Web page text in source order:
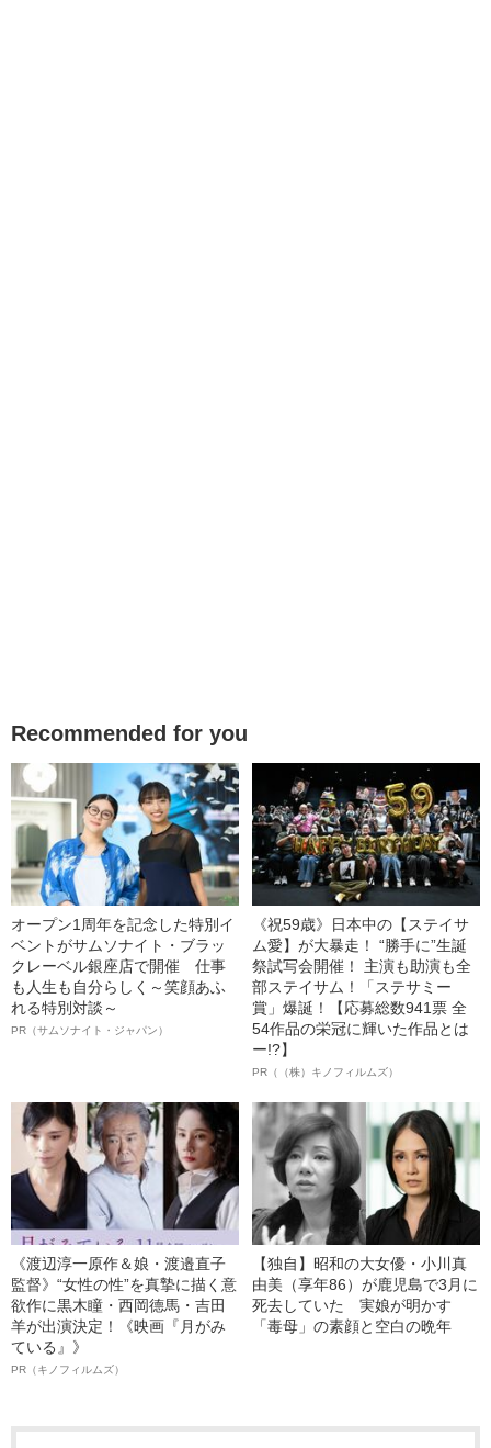
Recommended for you
オープン1周年を記念した特別イ
ベントがサムソナイト・ブラッ
クレーベル銀座店で開催 仕事
も人生も自分らしく～笑顔あふ
れる特別対談～
PR（サムソナイト・ジャパン）
《祝59歳》日本中の【ステイサ
ム愛】が大暴走！ “勝手に”生誕
祭試写会開催！ 主演も助演も全
部ステイサム！「ステサミー
賞」爆誕！【応募総数941票 全
54作品の栄冠に輝いた作品とは
ー!?】
PR（（株）キノフィルムズ）
《渡辺淳一原作＆娘・渡邉直子
監督》“女性の性”を真摯に描く意
欲作に黒木瞳・西岡德馬・吉田
羊が出演決定！《映画『月がみ
ている』》
PR（キノフィルムズ）
【独自】昭和の大女優・小川真
由美（享年86）が鹿児島で3月に
死去していた 実娘が明かす
「毒母」の素顔と空白の晩年